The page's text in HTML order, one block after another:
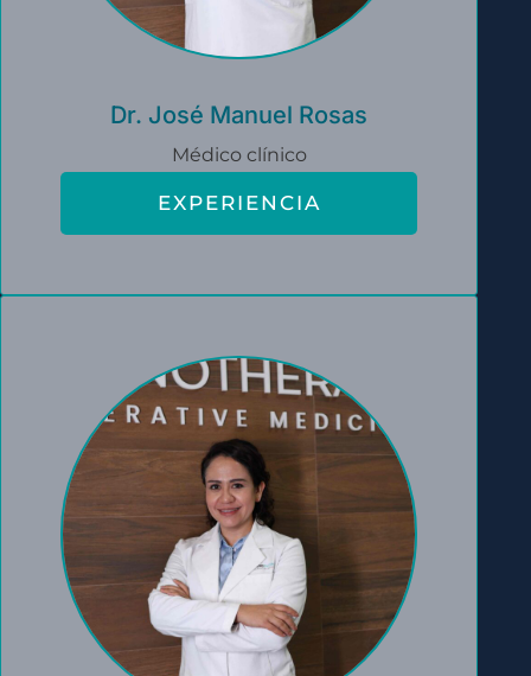
Dr. José Manuel Rosas
Médico clínico
EXPERIENCIA